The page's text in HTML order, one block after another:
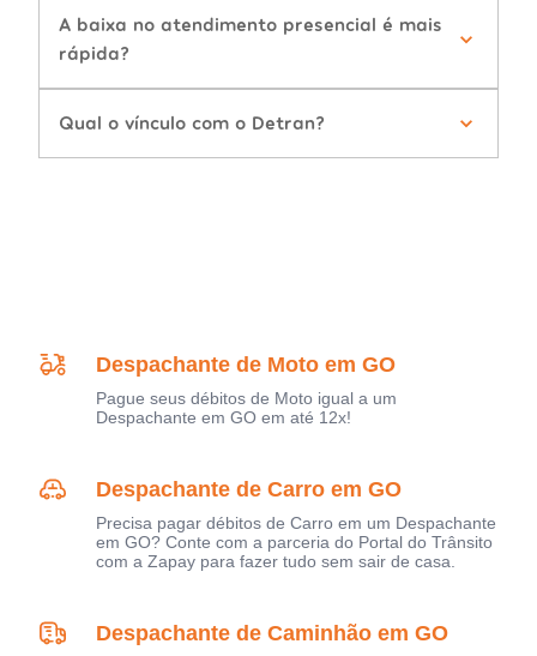
A baixa no atendimento presencial é mais
rápida?
Qual o vínculo com o Detran?
Despachante de Moto em GO
Pague seus débitos de Moto igual a um
Despachante em GO em até 12x!
Despachante de Carro em GO
Precisa pagar débitos de Carro em um Despachante
em GO? Conte com a parceria do Portal do Trânsito
com a Zapay para fazer tudo sem sair de casa.
Despachante de Caminhão em GO